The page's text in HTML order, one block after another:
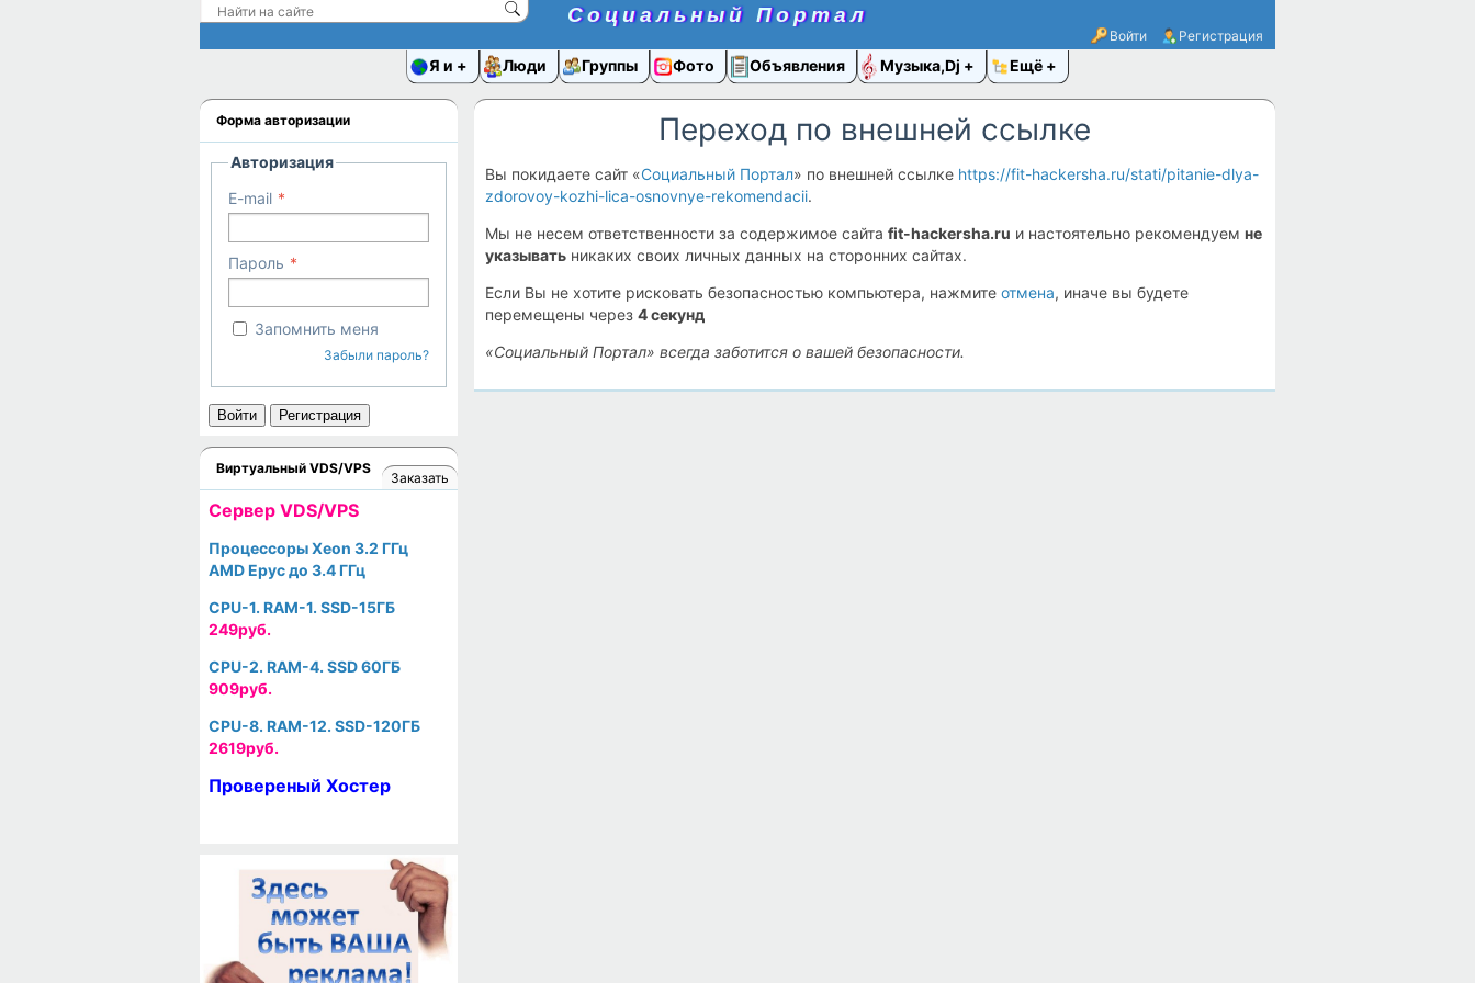
Социальный Портал
Войти Регистрация
Я и Люди Группы Фото Объявления Музыка,Dj Ещё
Переход по внешней ссылке
Вы покидаете сайт «Социальный Портал» по внешней ссылке https://fit-hackersha.ru/stati/pitanie-dlya-
zdorovoy-kozhi-lica-osnovnye-rekomendacii.
Мы не несем ответственности за содержимое сайта fit-hackersha.ru и настоятельно рекомендуем не
указывать никаких своих личных данных на сторонних сайтах.
Если Вы не хотите рисковать безопасностью компьютера, нажмите отмена, иначе вы будете
перемещены через 4секунд
«Социальный Портал» всегда заботится о вашей безопасности.
Форма авторизации
Авторизация
E-mail
Пароль
Запомнить меня
Забыли пароль?
Войти Регистрация
Виртуальный VDS/VPS
Заказать
Cервер VDS/VPS
Процессоры Xeon 3.2 ГГц
AMD Epyc до 3.4 ГГц
CPU-1. RAM-1. SSD-15ГБ
249руб.
CPU-2. RAM-4. SSD 60ГБ
909руб.
CPU-8. RAM-12. SSD-120ГБ
2619руб.
Провереный Хостер